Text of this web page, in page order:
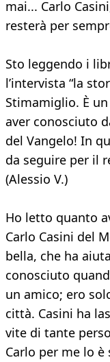
mai... Carlo
resterà per
Sto leggendo i
l’intervista “la
Stimamiglio. È
aver conosciuto
del Vangelo! In
da seguire per il
(Alessio V.)
Ho letto quanto
Carlo Casini del
bella, che ha
conosciuto
un amico; ero
città. Casini ha
vite di tante
Carlo per me lo